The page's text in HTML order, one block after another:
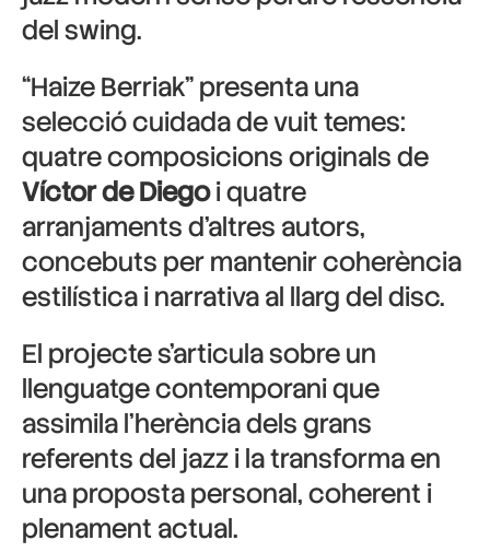
del swing.
“Haize Berriak” presenta una
selecció cuidada de vuit temes:
quatre composicions originals de
Víctor de Diegoi quatre
arranjaments d’altres autors,
concebuts per mantenir coherència
estilística i narrativa al llarg del disc.
El projecte s’articula sobre un
llenguatge contemporani que
assimila l’herència dels grans
referents del jazz i la transforma en
una proposta personal, coherent i
plenament actual.